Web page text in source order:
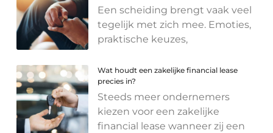
Een scheiding brengt vaak veel
tegelijk met zich mee. Emoties,
praktische keuzes,
Wat houdt een zakelijke financial lease
precies in?
Steeds meer ondernemers
kiezen voor een zakelijke
financial lease wanneer zij een